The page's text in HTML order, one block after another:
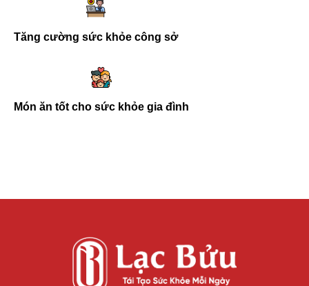
Tăng cường sức khỏe công sở
Món ăn tốt cho sức khỏe gia đình